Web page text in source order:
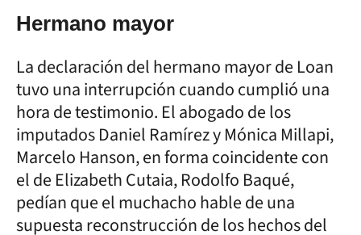
Hermano mayor
La declaración del hermano mayor de Loan
tuvo una interrupción cuando cumplió una
hora de testimonio. El abogado de los
imputados Daniel Ramírez y Mónica Millapi,
Marcelo Hanson, en forma coincidente con
el de Elizabeth Cutaia, Rodolfo Baqué,
pedían que el muchacho hable de una
supuesta reconstrucción de los hechos del